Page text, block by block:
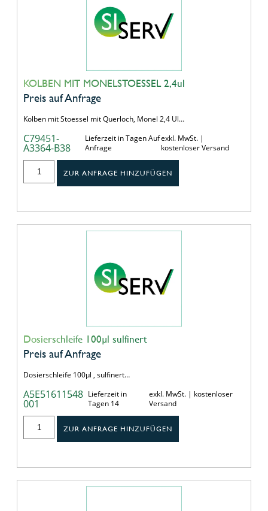
KOLBEN MIT MONELSTOESSEL 2,4ul
Preis auf Anfrage
Kolben mit Stoessel mit Querloch, Monel 2,4 Ul…
C79451-
A3364-B38
Lieferzeit in Tagen Auf
Anfrage
exkl. MwSt. |
kostenloser Versand
ZUR ANFRAGE HINZUFÜGEN
Dosierschleife 100µl sulfinert
Preis auf Anfrage
Dosierschleife 100µl , sulfinert…
A5E51611548
001
Lieferzeit in
Tagen 14
exkl. MwSt. | kostenloser
Versand
ZUR ANFRAGE HINZUFÜGEN